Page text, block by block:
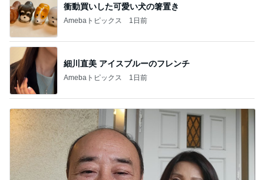
記事を読む
帰宅後すぐ洗濯と片付けをした私
Amebaトピックス 1日前
母の仕事だと言われ責められた日
Amebaトピックス 1日前
病気で実感した家族との大切な時間